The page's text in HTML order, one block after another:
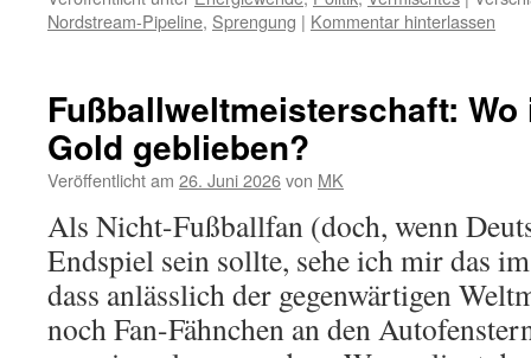
Nordstream-Pipeline, Sprengung | Kommentar hinterlassen
Fußballweltmeisterschaft:
Gold geblieben?
Veröffentlicht am 26. Juni 2026von MK
Als Nicht-Fußballfan (doch, wenn
Endspiel sein sollte, sehe ich mir das
dass anlässlich der gegenwärtigen
noch Fan-Fähnchen an den